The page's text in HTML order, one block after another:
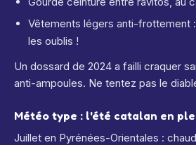
Vêtements légers anti-frottement
les oublis !
Un dossard de 2024 a failli craquer
anti-ampoules. Ne tentez pas le
Météo type : l'été catalan en
Juillet en Pyrénées-Orientales :